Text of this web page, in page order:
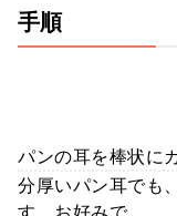
手順
パンの耳を棒状に
分厚いパン耳でも